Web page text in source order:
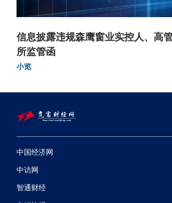
信息披露违规森鹰窗业实控人、高
所监管函
小览
中国经济网
中访网
智通财经